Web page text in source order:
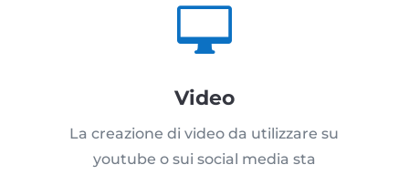

Video
La creazione di video da utilizzare su
youtube o sui social media sta